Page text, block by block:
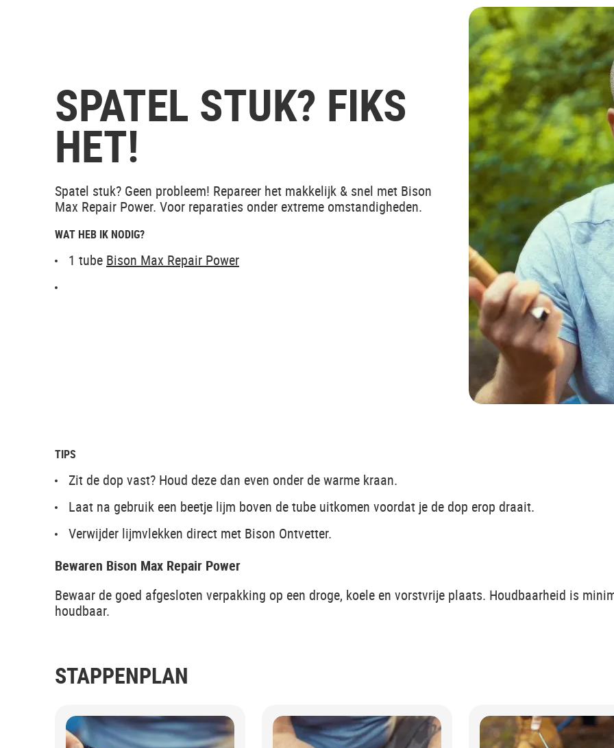
SPATEL STUK? FIKS
HET!
Spatel stuk? Geen probleem! Repareer het makkelijk & snel met Bison
Max Repair Power. Voor reparaties onder extreme omstandigheden.
WAT HEB IK NODIG?
1 tube Bison Max Repair Power
TIPS
Zit de dop vast? Houd deze dan even onder de warme kraan.
Laat na gebruik een beetje lijm boven de tube uitkomen voordat je de dop erop draait.
Verwijder lijmvlekken direct met Bison Ontvetter.
Bewaren Bison Max Repair Power
Bewaar de goed afgesloten verpakking op een droge, koele en vorstvrije plaats. Houdbaarheid is
houdbaar.
STAPPENPLAN